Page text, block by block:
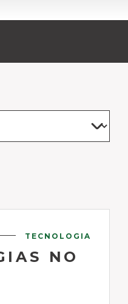
TECNOLOGIA
NO